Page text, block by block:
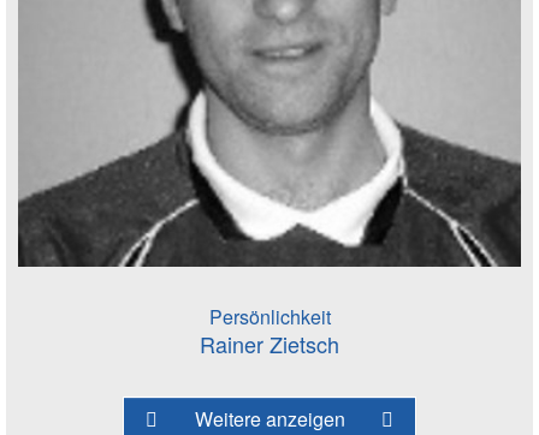
Persönlichkeit
Rainer Zietsch
Weitere anzeigen